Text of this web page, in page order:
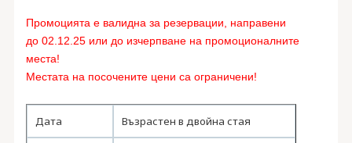
Промоцията е валидна за резервации, направени
до 02 .12.25или до изчерпване на промоционалните
места!
Местата на посочените цени са ограничени!
Дата Възрастен в двойна стая